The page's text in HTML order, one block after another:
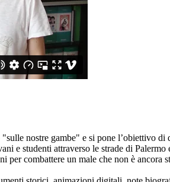
nostre gambe" e si pone l’obiettivo
e studenti attraverso le strade di
combattere un male che non è